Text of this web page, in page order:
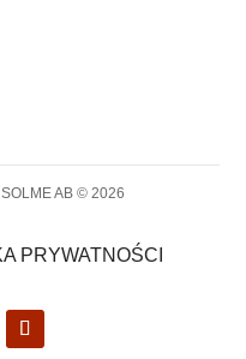
AB © 2026
PRYWATNOŚCI